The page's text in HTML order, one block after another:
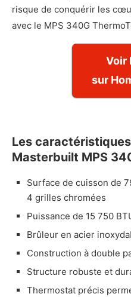
risque de conquérir les
avec le MPS 340G
Voir
sur
Les
Masterbuilt MPS
Surface de cuisson de
4 grilles chromées
Puissance de 15 750
Brûleur en acier
Construction à double
Structure robuste et
Thermostat précis